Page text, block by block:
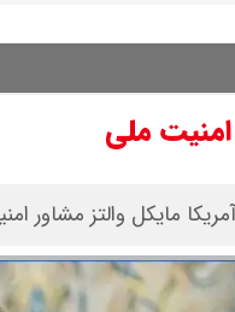
امنیت ملی
مایکل والتز مشاور